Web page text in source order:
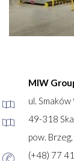
MIW
ul. Smaków
49-318
pow.
(+48) 77